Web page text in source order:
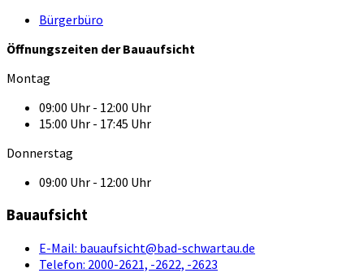
Bürgerbüro
Öffnungszeiten der Bauaufsicht
Montag
09:00 Uhr - 12:00 Uhr
15:00 Uhr - 17:45 Uhr
Donnerstag
09:00 Uhr - 12:00 Uhr
Bauaufsicht
E-Mail: bauaufsicht@bad-schwartau.de
Telefon: 2000-2621, -2622, -2623